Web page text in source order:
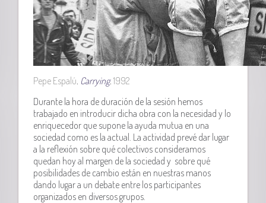
Pepe Espalú, Carrying, 1992
Durante la hora de duración de la sesión hemos
trabajado en introducir dicha obra con la necesidad y lo
enriquecedor que supone la ayuda mutua en una
sociedad como es la actual. La actividad prevé dar lugar
a la reflexión sobre qué colectivos consideramos
quedan hoy al margen de la sociedad y sobre qué
posibilidades de cambio están en nuestras manos
dando lugar a un debate entre los participantes
organizados en diversos grupos.